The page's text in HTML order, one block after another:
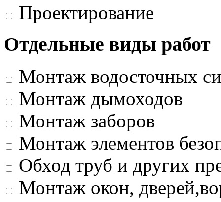
Проектирование
Отдельные виды работ
Монтаж водосточных
Монтаж дымоходов
Монтаж заборов
Монтаж элементов
Обход труб и других
Монтаж окон,